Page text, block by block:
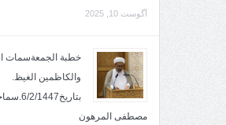
آگوست 10, 2025
والكاظمين الغيظ.
بتاريخ6/
مصطفى المرهون